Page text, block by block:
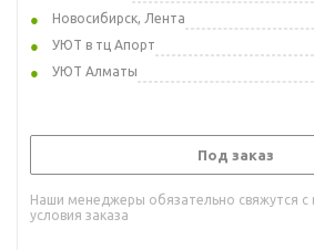
Новосибирск, Лента
УЮТ в тц Апорт
УЮТ Алматы
Под заказ
Наши менеджеры обязательно свяжутся с
условия заказа